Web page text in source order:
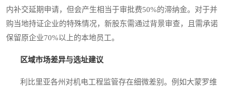
内补交延期申请，但会产生相当于审批费50%的滞纳金。对于并
购当地持证企业的特殊情况，新股东需通过背景审查，且需承诺
保留原企业70%以上的本地员工。
区域市场差异与选址建议
利比里亚各州对机电工程监管存在细微差别。例如大蒙罗维